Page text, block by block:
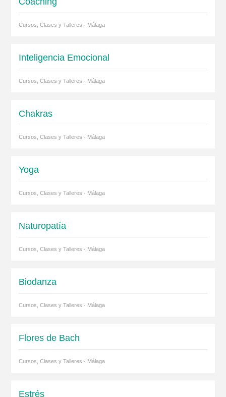
Cursos, Clases y Talleres · Málaga
Inteligencia Emocional
Cursos, Clases y Talleres · Málaga
Chakras
Cursos, Clases y Talleres · Málaga
Yoga
Cursos, Clases y Talleres · Málaga
Naturopatía
Cursos, Clases y Talleres · Málaga
Biodanza
Cursos, Clases y Talleres · Málaga
Flores de Bach
Cursos, Clases y Talleres · Málaga
Estrés